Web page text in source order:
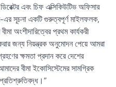
এবং চিফ এক্সিকিউটিভ অফিসার
এর সূচনা একটি গুরুত্বপূর্ণ মাইলফলক,
অংশীদারিত্বের প্রথম কার্যকরী
জন্য নিয়ন্ত্রক অনুমোদন পেয়ে আমরা
ক্ষমতা প্রদান করে দেশের
বীমা ইকোসিস্টেমের সামগ্রিক